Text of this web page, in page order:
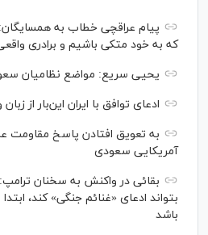
پیام عراقچی خطاب به
که به خود متکی باشیم و برادری
یحیی سریع: مواضع نظامیان
ادعای توافق با ایران این‌بار از
به تعویق افتادن پاسخ مقاومت
آمریکایی سعودی
بقائی در واکنش به سخنان
بتواند ادعای «غنائم جنگی» کند،
باشد